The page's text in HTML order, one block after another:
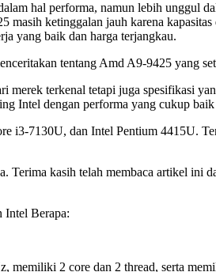
hal performa, namun lebih unggul
ketinggalan jauh karena
yang baik dan harga terjangkau.
tentang Amd A9-9425 yang
terkenal tetapi juga spesifikasi
Intel dengan performa yang cukup
i3-7130U, dan Intel Pentium 4415U.
kasih telah membaca artikel ini
Intel Berapa:
memiliki 2 core dan 2 thread, serta